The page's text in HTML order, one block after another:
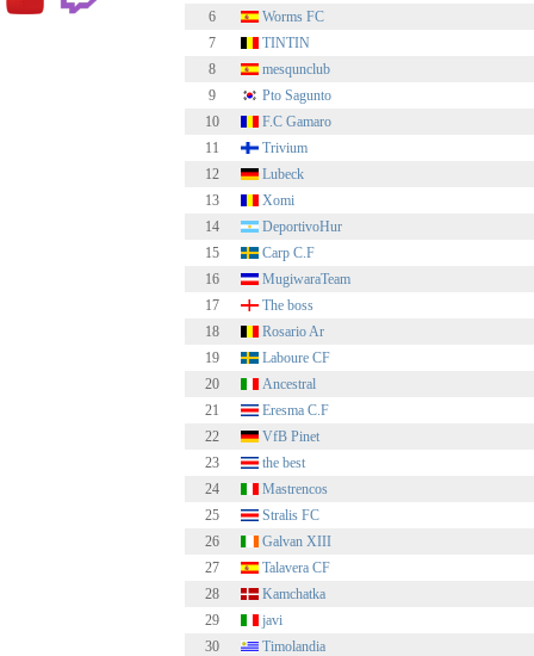
6
Worms FC
7
TINTIN
8
mesqunclub
9
Pto Sagunto
10
F.C Gamaro
11
Trivium
12
Lubeck
13
Xomi
14
DeportivoHur
15
Carp C.F
16
MugiwaraTeam
17
The boss
18
Rosario Ar
19
Laboure CF
20
Ancestral
21
Eresma C.F
22
VfB Pinet
23
the best
24
Mastrencos
25
Stralis FC
26
Galvan XIII
27
Talavera CF
28
Kamchatka
29
javi
30
Timolandia